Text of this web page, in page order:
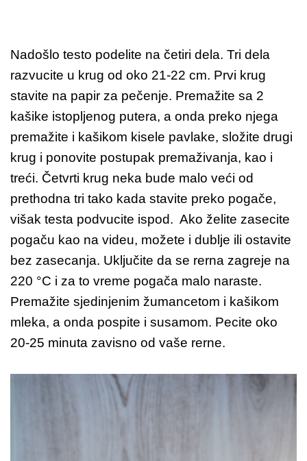
Nadošlo testo podelite na četiri dela. Tri dela
razvucite u krug od oko 21-22 cm. Prvi krug
stavite na papir za pečenje. Premažite sa 2
kašike istopljenog putera, a onda preko njega
premažite i kašikom kisele pavlake, složite drugi
krug i ponovite postupak premaživanja, kao i
treći. Četvrti krug neka bude malo veći od
prethodna tri tako kada stavite preko pogače,
višak testa podvucite ispod. Ako želite zasecite
pogaču kao na videu, možete i dublje ili ostavite
bez zasecanja. Uključite da se rerna zagreje na
220 °C i za to vreme pogača malo naraste.
Premažite sjedinjenim žumancetom i kašikom
mleka, a onda pospite i susamom. Pecite oko
20-25 minuta zavisno od vaše rerne.